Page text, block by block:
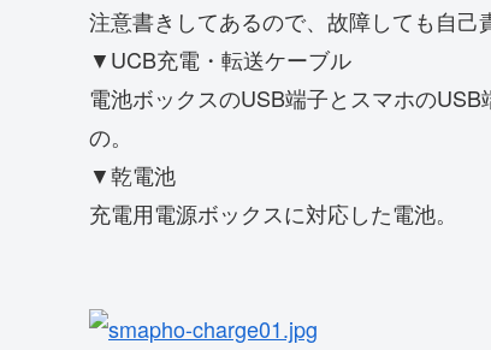
注意書きしてあるので、故障しても自己
▼UCB充電・転送ケーブル
電池ボックスのUSB端子とスマホの
の。
▼乾電池
充電用電源ボックスに対応した電池。